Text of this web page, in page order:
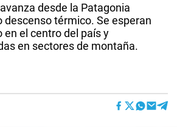
desde la Patagonia
descenso térmico. Se esperan
en el centro del país y
en sectores de montaña.